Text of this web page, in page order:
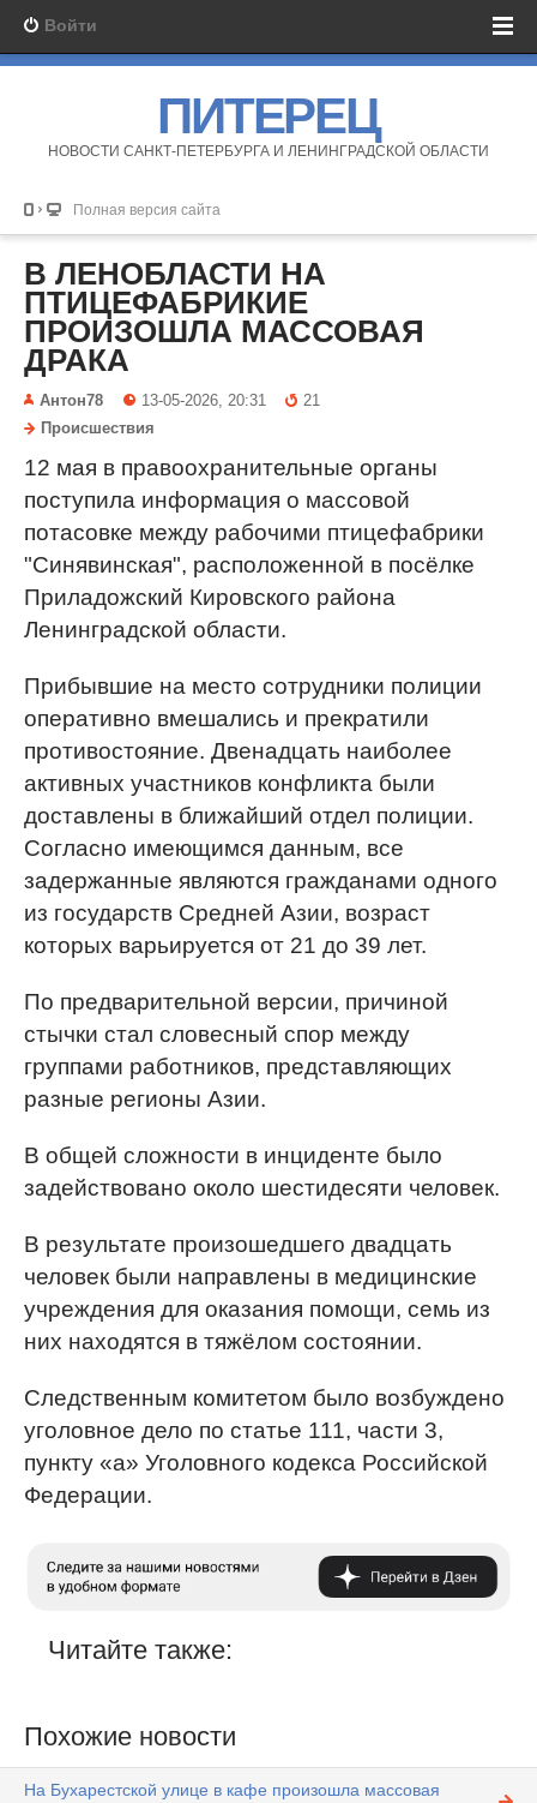
Войти
ПИТЕРЕЦ
НОВОСТИ САНКТ-ПЕТЕРБУРГА И ЛЕНИНГРАДСКОЙ ОБЛАСТИ
Полная версия сайта
В ЛЕНОБЛАСТИ НА
ПТИЦЕФАБРИКИЕ
ПРОИЗОШЛА МАССОВАЯ
ДРАКА
Антон78 13-05-2026, 20:31
21
Происшествия
12 мая в правоохранительные органы
поступила информация о массовой
потасовке между рабочими птицефабрики
"Синявинская", расположенной в посёлке
Приладожский Кировского района
Ленинградской области.
Прибывшие на место сотрудники полиции
оперативно вмешались и прекратили
противостояние. Двенадцать наиболее
активных участников конфликта были
доставлены в ближайший отдел полиции.
Согласно имеющимся данным, все
задержанные являются гражданами одного
из государств Средней Азии, возраст
которых варьируется от 21 до 39 лет.
По предварительной версии, причиной
стычки стал словесный спор между
группами работников, представляющих
разные регионы Азии.
В общей сложности в инциденте было
задействовано около шестидесяти человек.
В результате произошедшего двадцать
человек были направлены в медицинские
учреждения для оказания помощи, семь из
них находятся в тяжёлом состоянии.
Следственным комитетом было возбуждено
уголовное дело по статье 111, части 3,
пункту «а» Уголовного кодекса Российской
Федерации.
Читайте также:
Похожие новости
На Бухарестской улице в кафе произошла массовая